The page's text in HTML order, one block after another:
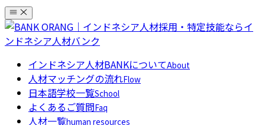
コ
ン
テ
インドネシア人材BANKについてAbout
人材マッチングの流れFlow
日本語学校一覧School
よくあるご質問Faq
人材一覧human resources